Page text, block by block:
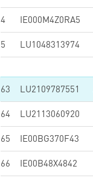
4 IE000M4Z0RA5
5 LU1048313974
63 LU2109787551
64 LU2113060920
65 IE00BG370F43
66 IE00B48X4842